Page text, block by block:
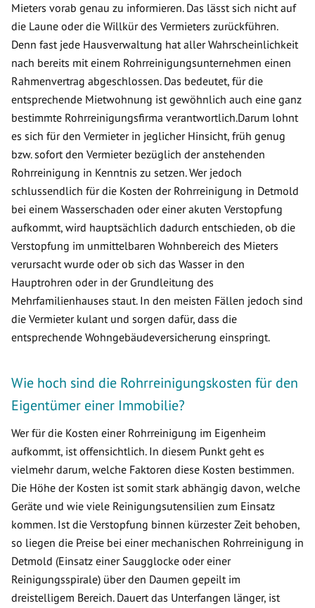
Mieters vorab genau zu informieren. Das lässt sich nicht auf
die Laune oder die Willkür des Vermieters zurückführen.
Denn fast jede Hausverwaltung hat aller Wahrscheinlichkeit
nach bereits mit einem Rohrreinigungsunternehmen einen
Rahmenvertrag abgeschlossen. Das bedeutet, für die
entsprechende Mietwohnung ist gewöhnlich auch eine ganz
bestimmte Rohrreinigungsfirma verantwortlich.Darum lohnt
es sich für den Vermieter in jeglicher Hinsicht, früh genug
bzw. sofort den Vermieter bezüglich der anstehenden
Rohrreinigung in Kenntnis zu setzen. Wer jedoch
schlussendlich für die Kosten der Rohrreinigung in Detmold
bei einem Wasserschaden oder einer akuten Verstopfung
aufkommt, wird hauptsächlich dadurch entschieden, ob die
Verstopfung im unmittelbaren Wohnbereich des Mieters
verursacht wurde oder ob sich das Wasser in den
Hauptrohren oder in der Grundleitung des
Mehrfamilienhauses staut. In den meisten Fällen jedoch sind
die Vermieter kulant und sorgen dafür, dass die
entsprechende Wohngebäudeversicherung einspringt.
Wie hoch sind die Rohrreinigungskosten für den
Eigentümer einer Immobilie?
Wer für die Kosten einer Rohrreinigung im Eigenheim
aufkommt, ist offensichtlich. In diesem Punkt geht es
vielmehr darum, welche Faktoren diese Kosten bestimmen.
Die Höhe der Kosten ist somit stark abhängig davon, welche
Geräte und wie viele Reinigungsutensilien zum Einsatz
kommen. Ist die Verstopfung binnen kürzester Zeit behoben,
so liegen die Preise bei einer mechanischen Rohrreinigung in
Detmold (Einsatz einer Saugglocke oder einer
Reinigungsspirale) über den Daumen gepeilt im
dreistelligem Bereich. Dauert das Unterfangen länger, ist